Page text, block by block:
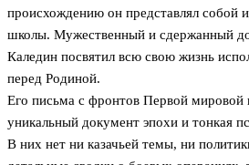
происхождению он представлял собой
школы. Мужественный и сдержанный
Каледин посвятил всю свою жизнь
перед Родиной.
Его письма с фронтов Первой мировой
уникальный документ эпохи и тонкая
В них нет ни казачьей темы, ни